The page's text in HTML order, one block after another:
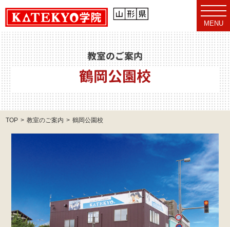
t
o
g
g
l
e
n
a
a
t
i
MENU
教室のご案内
鶴岡公園校
TOP 教室のご案内 鶴岡公園校